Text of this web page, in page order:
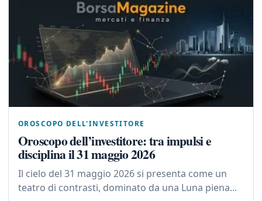
OROSCOPO DELL'INVESTITORE
Oroscopo dell’investitore: tra impulsi e
disciplina il 31 maggio 2026
Il cielo del 31 maggio 2026 si presenta come un
teatro di contrasti, dominato da una Luna piena...